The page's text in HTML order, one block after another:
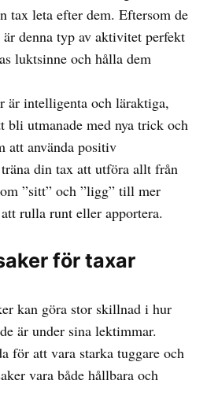
tax leta efter dem. Eftersom de
denna typ av aktivitet perfekt
luktsinne och hålla dem
är intelligenta och läraktiga,
bli utmanade med nya trick och
att använda positiv
din tax att utföra allt från
”sitt” och ”ligg” till mer
rulla runt eller apportera.
för taxar
kan göra stor skillnad i hur
är under sina lektimmar.
för att vara starka tuggare och
vara både hållbara och